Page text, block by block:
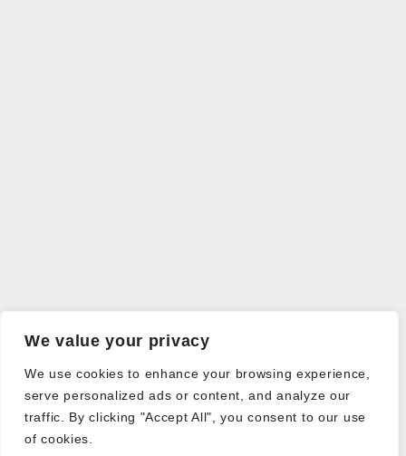
We value your privacy
We use cookies to enhance your browsing experience,
serve personalized ads or content, and analyze our
traffic. By clicking "Accept All", you consent to our use
of cookies.